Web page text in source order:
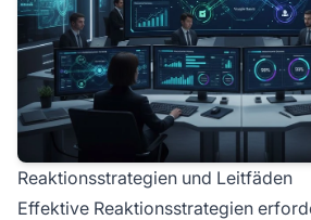
Reaktionsstrategien und Leitfäden
Effektive Reaktionsstrategien